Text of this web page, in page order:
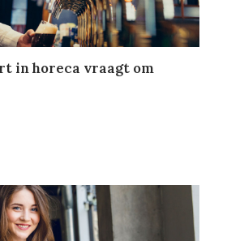
in horeca vraagt om